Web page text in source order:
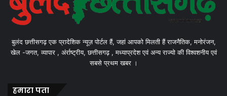
बुलंद छत्तीसगढ़ एक प्रादेशिक न्यूज़ पोर्टल हैं, जहां आपको मिलती हैं राजनैतिक, मनोरंजन,
खेल -जगत, व्यापार , अंर्राष्ट्रीय, छत्तीसगढ़ , मध्याप्रदेश एवं अन्य राज्यो की विश्वशनीय एवं
सबसे प्रथम खबर ।
हमारा पता